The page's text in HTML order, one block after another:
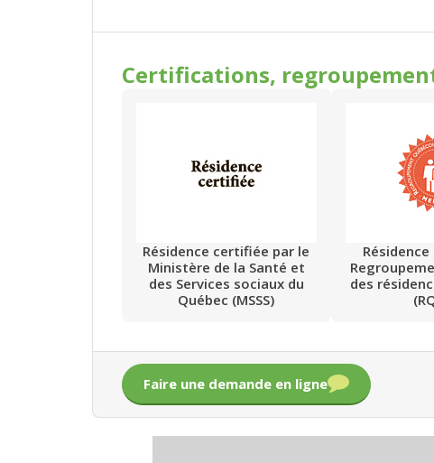
Certifications,
Résidence certifiée par le
Ministère de la Santé et
des Services sociaux du
Québec (MSSS)
des
Faire une demande en ligne